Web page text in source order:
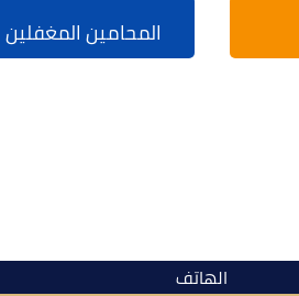
المحامين المغفلين
الهاتف